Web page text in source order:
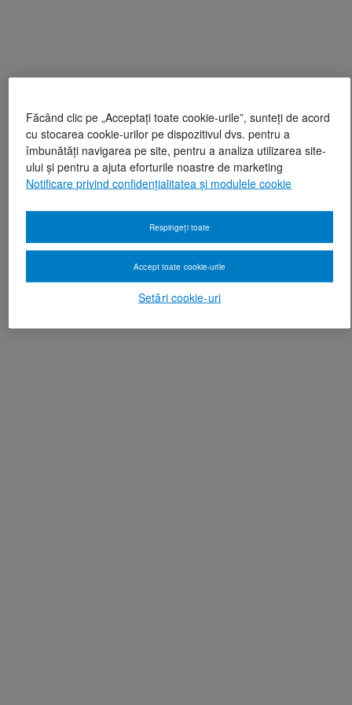
Făcând clic pe „Acceptați toate cookie-urile”, sunteți de acord
cu stocarea cookie-urilor pe dispozitivul dvs. pentru a
îmbunătăți navigarea pe site, pentru a analiza utilizarea site-
ului și pentru a ajuta eforturile noastre de marketing
Notificare privind confidențialitatea și modulele cookie
Setări cookie-uri
Respingeți toate
Accept toate cookie-urile